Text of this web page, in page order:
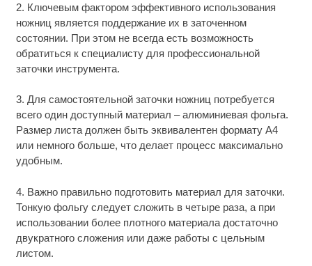
2. Ключевым фактором эффективного использования
ножниц является поддержание их в заточенном
состоянии. При этом не всегда есть возможность
обратиться к специалисту для профессиональной
заточки инструмента.
3. Для самостоятельной заточки ножниц потребуется
всего один доступный материал – алюминиевая фольга.
Размер листа должен быть эквивалентен формату А4
или немного больше, что делает процесс максимально
удобным.
4. Важно правильно подготовить материал для заточки.
Тонкую фольгу следует сложить в четыре раза, а при
использовании более плотного материала достаточно
двукратного сложения или даже работы с цельным
листом.